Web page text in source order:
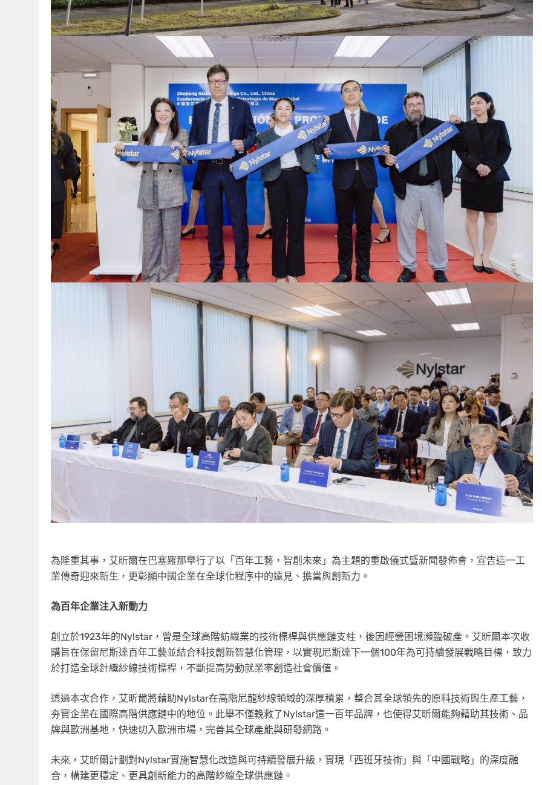
為隆重其事，艾昕爾在巴塞羅那舉行了以「百年工藝，智創未來」為主題的重啟儀式暨新聞發佈會，宣告這一工
業傳奇迎來新生，更彰顯中國企業在全球化程序中的遠見、擔當與創新力。
為百年企業注入新動力
創立於1923年的Nylstar，曾是全球高階紡織業的技術標桿與供應鏈支柱，後因經營困境瀕臨破產。艾昕爾本次收
購旨在保留尼斯達百年工藝並結合科技創新智慧化管理，以實現尼斯達下一個100年為可持續發展戰略目標，致力
於打造全球針織紗線技術標桿，不斷提高勞動就業率創造社會價值。
透過本次合作，艾昕爾將藉助Nylstar在高階尼龍紗線領域的深厚積累，整合其全球領先的原料技術與生產工藝，
夯實企業在國際高階供應鏈中的地位。此舉不僅輓救了Nylstar這一百年品牌，也使得艾昕爾能夠藉助其技術、品
牌與歐洲基地，快速切入歐洲市場，完善其全球產能與研發網路。
未來，艾昕爾計劃對Nylstar實施智慧化改造與可持續發展升級，實現「西班牙技術」與「中國戰略」的深度融
合，構建更穩定、更具創新能力的高階紗線全球供應鏈。